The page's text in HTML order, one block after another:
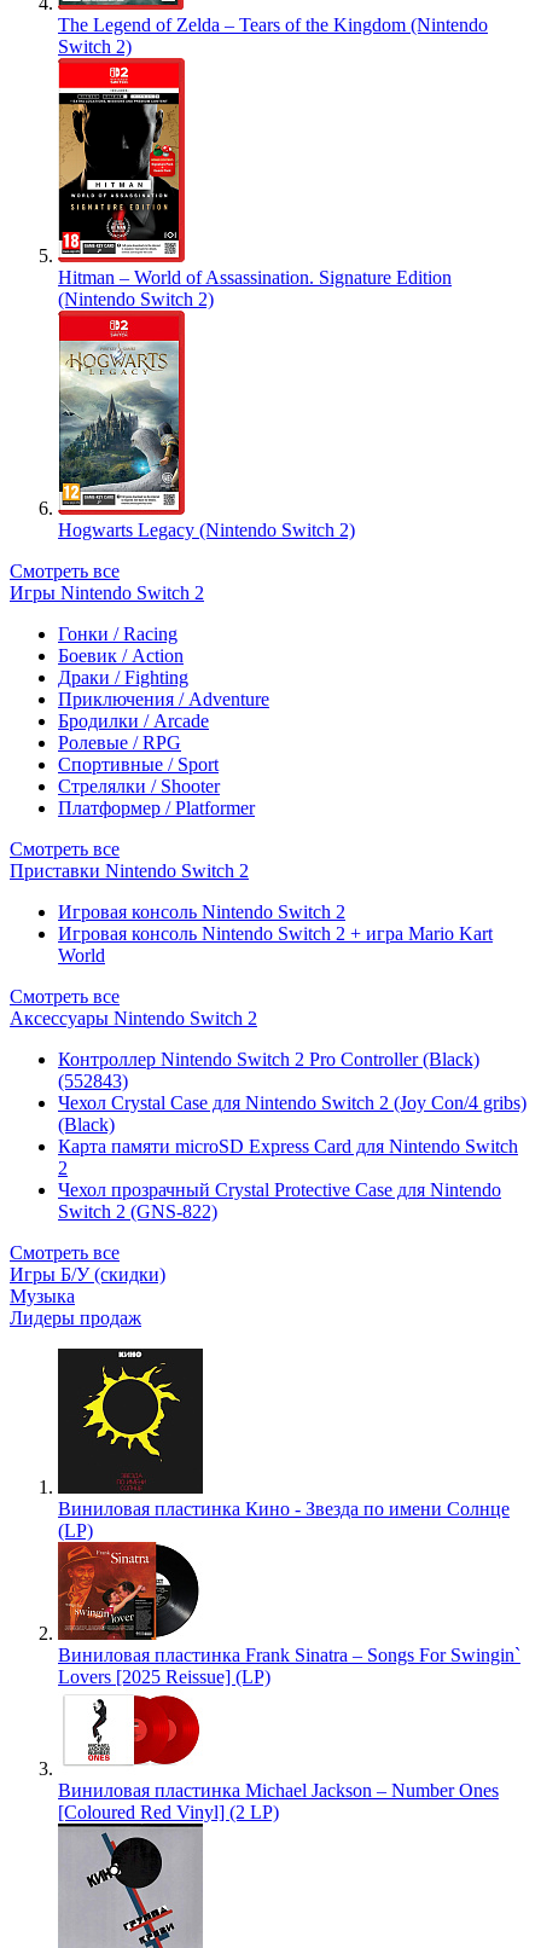
The Legend of Zelda – Tears of the Kingdom (Nintendo
Switch 2)
Hitman – World of Assassination. Signature Edition
(Nintendo Switch 2)
Hogwarts Legacy (Nintendo Switch 2)
Смотреть все
Игры Nintendo Switch 2
Гонки / Racing
Боевик / Action
Драки / Fighting
Приключения / Adventure
Бродилки / Arcade
Ролевые / RPG
Спортивные / Sport
Стрелялки / Shooter
Платформер / Platformer
Смотреть все
Приставки Nintendo Switch 2
Игровая консоль Nintendo Switch 2
Игровая консоль Nintendo Switch 2 + игра Mario Kart
World
Смотреть все
Аксессуары Nintendo Switch 2
Контроллер Nintendo Switch 2 Pro Controller (Black)
(552843)
Чехол Сrystal Сase для Nintendo Switch 2 (Joy Con/4 gribs)
(Black)
Карта памяти microSD Express Card для Nintendo Switch
2
Чехол прозрачный Crystal Protective Case для Nintendo
Switch 2 (GNS-822)
Смотреть все
Игры Б/У (скидки)
Музыка
Лидеры продаж
Виниловая пластинка Кино - Звезда по имени Солнце
(LP)
Виниловая пластинка Frank Sinatra – Songs For Swingin`
Lovers [2025 Reissue] (LP)
Виниловая пластинка Michael Jackson – Number Ones
[Coloured Red Vinyl] (2 LP)